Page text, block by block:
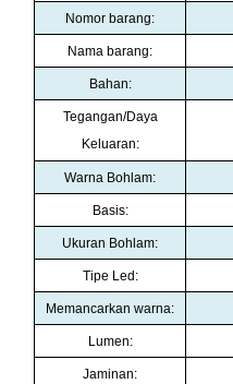
Nomor barang:
Nama barang:
Bahan:
Tegangan/Daya
Keluaran:
Warna Bohlam:
Basis:
Ukuran Bohlam:
Tipe Led:
Memancarkan warna:
Lumen:
Jaminan: